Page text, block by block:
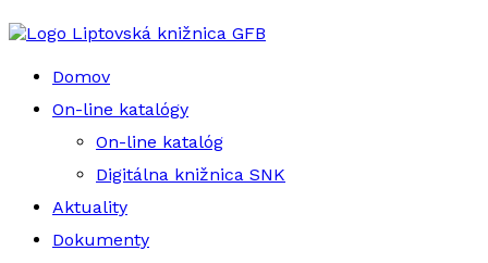
Liptovská knižnica GFB
Domov
On-line katalógy
On-line katalóg
Digitálna knižnica SNK
Aktuality
Dokumenty